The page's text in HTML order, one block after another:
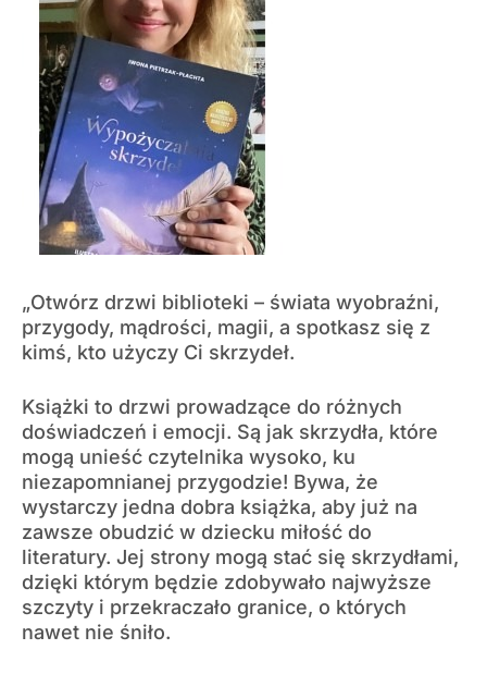
„Otwórz drzwi biblioteki – świata wyobraźni,
przygody, mądrości, magii, a spotkasz się z
kimś, kto użyczy Ci skrzydeł.
Książki to drzwi prowadzące do różnych
doświadczeń i emocji. Są jak skrzydła, które
mogą unieść czytelnika wysoko, ku
niezapomnianej przygodzie! Bywa, że
wystarczy jedna dobra książka, aby już na
zawsze obudzić w dziecku miłość do
literatury. Jej strony mogą stać się skrzydłami,
dzięki którym będzie zdobywało najwyższe
szczyty i przekraczało granice, o których
nawet nie śniło.